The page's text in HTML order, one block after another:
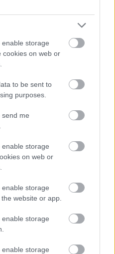
storage
cookies on web or
to be sent to
purposes.
send me
storage
on web or
storage
website or app.
storage
storage
a Timur Lenk. Ez
köztudott volt, de ...
Budapesten
elektronikus zenei
01.